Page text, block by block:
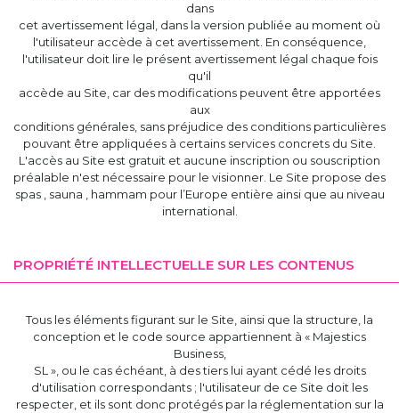
dans
cet avertissement légal, dans la version publiée au moment où
l'utilisateur accède à cet avertissement. En conséquence,
l'utilisateur doit lire le présent avertissement légal chaque fois
qu'il
accède au Site, car des modifications peuvent être apportées
aux
conditions générales, sans préjudice des conditions particulières
pouvant être appliquées à certains services concrets du Site.
L'accès au Site est gratuit et aucune inscription ou souscription
préalable n'est nécessaire pour le visionner. Le Site propose des
spas , sauna , hammam pour l’Europe entière ainsi que au niveau
international.
PROPRIÉTÉ INTELLECTUELLE SUR LES CONTENUS
Tous les éléments figurant sur le Site, ainsi que la structure, la
conception et le code source appartiennent à « Majestics
Business,
SL », ou le cas échéant, à des tiers lui ayant cédé les droits
d'utilisation correspondants ; l'utilisateur de ce Site doit les
respecter, et ils sont donc protégés par la réglementation sur la